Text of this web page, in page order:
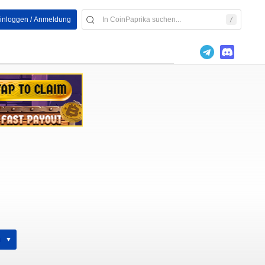
/ Anmeldung